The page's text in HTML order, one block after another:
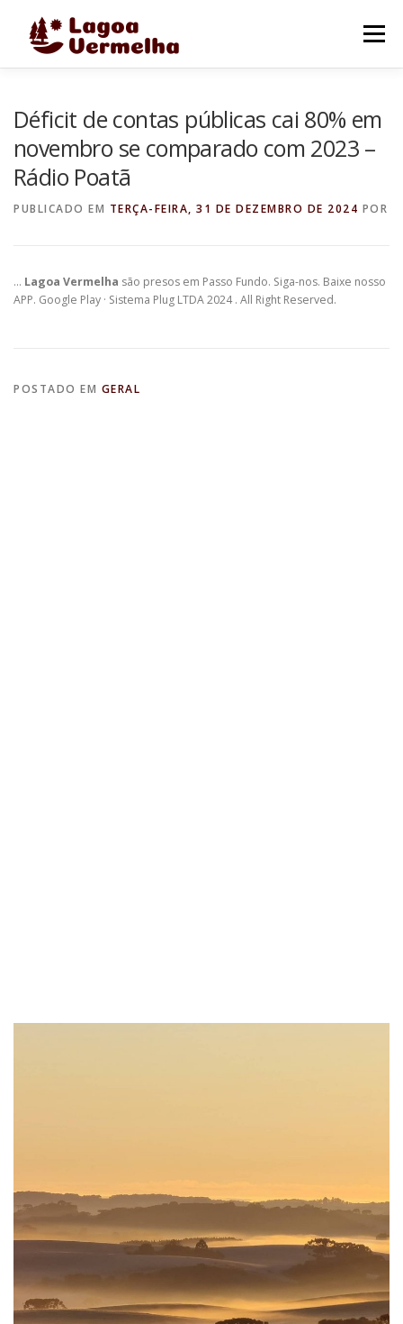
Menu
FALE CONOSCO
Déficit de contas públicas cai 80% em
novembro se comparado com 2023 –
Rádio Poatã
PUBLICADO EM TERÇA-FEIRA, 31 DE DEZEMBRO DE 2024 POR
… Lagoa Vermelha são presos em Passo Fundo. Siga-nos. Baixe nosso
APP. Google Play · Sistema Plug LTDA 2024 . All Right Reserved.
POSTADO EM GERAL